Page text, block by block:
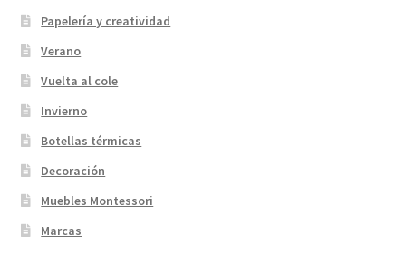
Papelería y creatividad
Verano
Vuelta al cole
Invierno
Botellas térmicas
Decoración
Muebles Montessori
Marcas